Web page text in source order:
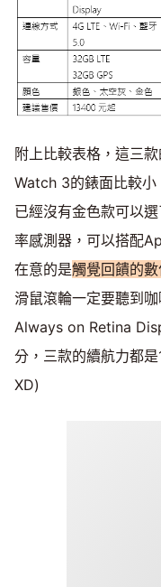
附上比較表格，這三
Watch 3的錶面比較小
已經沒有金色款可以
率感測器，可以搭配
在意的是觸覺回饋的
滑鼠滾輪一定要聽到
Always on Retina
分，三款的續航力都
XD)